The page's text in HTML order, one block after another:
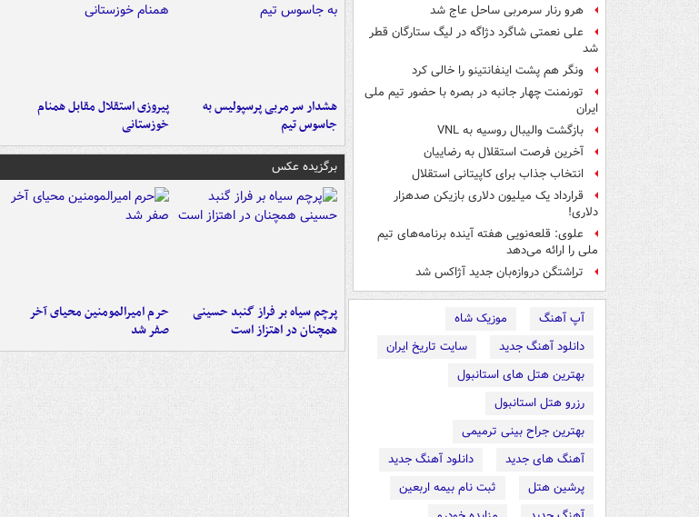
هرو رنار سرمربی ساحل عاج شد
علی نعمتی شاگرد دژاگه در لیگ ستارگان قطر
شد
ونگر هم پشت اینفانتینو را خالی کرد
تورنمنت چهار جانبه در بصره با حضور تیم ملی
ایران
بازگشت والیبال روسیه به VNL
آخرین فرصت استقلال به رضاییان
انتخاب جذاب برای کاپیتانی استقلال
قرارداد یک میلیون دلاری بازیکن صدهزار
دلاری!
علوی: قلعه‌نویی هفته آینده برنامه‌های تیم
ملی را ارائه می‌دهد
تراِشتگن دروازه‌بان جدید آژاکس شد
آپ آهنگ
موزیک شاه
دانلود آهنگ جدید
سایت تاریخ ایران
بهترین هتل های استانبول
رزرو هتل استانبول
بهترین جراح بینی ترمیمی
آهنگ های جدید
دانلود آهنگ جدید
پرشین هتل
ثبت نام بیمه اربعین
هشدار سرمربی پرسپولیس به
جاسوس تیم
پیروزی استقلال مقابل همنام
خوزستانی
برگزیده عکس
پرچم سیاه بر فراز گنبد حسینی
همچنان در اهتزاز است
حرم امیرالمومنین محیای آخر
صفر شد